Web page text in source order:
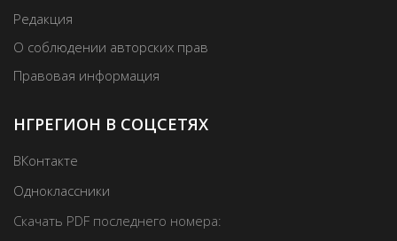
Редакция
О соблюдении авторских прав
Правовая информация
НГРЕГИОН В СОЦСЕТЯХ
ВКонтакте
Одноклассники
Скачать PDF последнего номера: